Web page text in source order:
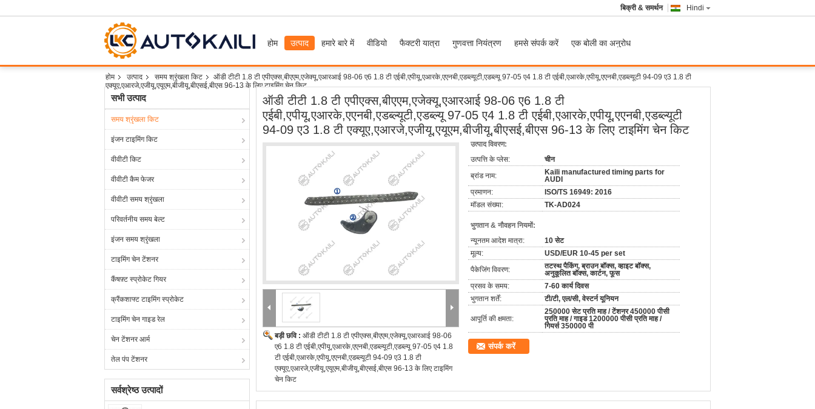
Hindi
बिक्री & समर्थन
होम उत्पाद हमारे बारे में वीडियो फैक्टरी यात्रा गुणवत्ता नियंत्रण हमसे संपर्क करें एक बोली का अनुरोध
होम उत्पाद समय श्रृंखला किट
ऑडी टीटी 1.8 टी एपीएक्स,बीएएम,एजेक्यू,एआरआई 98-06 ए6 1.8 टी एईबी,एपीयू,एआरके,एएनबी,एडब्ल्यूटी,एडब्ल्यू 97-05 ए4 1.8 टी एईबी,एआरके,एपीयू,एएनबी,एडब्ल्यूटी 94-09 ए3 1.8 टी
एक्यूए,एआरजे,एजीयू,एयूएम,बीजीयू,बीएसई,बीएस 96-13 के लिए टाइमिंग चेन किट
सभी उत्पाद
समय श्रृंखला किट
इंजन टाइमिंग किट
वीवीटी किट
वीवीटी कैम फेजर
वीवीटी समय श्रृंखला
परिवर्तनीय समय बेल्ट
इंजन समय श्रृंखला
टाइमिंग चेन टेंशनर
कैंषफ़्ट स्प्रोकेट गियर
क्रैंकशाफ्ट टाइमिंग स्प्रोकेट
टाइमिंग चेन गाइड रेल
चेन टेंशनर आर्म
तेल पंप टेंशनर
सर्वश्रेष्ठ उत्पादों
ऑडी टीटी 1.8 टी एपीएक्स,बीएएम,एजेक्यू,एआरआई 98-06 ए6 1.8 टी
एईबी,एपीयू,एआरके,एएनबी,एडब्ल्यूटी,एडब्ल्यू 97-05 ए4 1.8 टी एईबी,एआरके,एपीयू,एएनबी,एडब्ल्यूटी
94-09 ए3 1.8 टी एक्यूए,एआरजे,एजीयू,एयूएम,बीजीयू,बीएसई,बीएस 96-13 के लिए टाइमिंग चेन किट
बड़ी छवि : ऑडी टीटी 1.8 टी एपीएक्स,बीएएम,एजेक्यू,एआरआई 98-06
ए6 1.8 टी एईबी,एपीयू,एआरके,एएनबी,एडब्ल्यूटी,एडब्ल्यू 97-05 ए4 1.8
टी एईबी,एआरके,एपीयू,एएनबी,एडब्ल्यूटी 94-09 ए3 1.8 टी
एक्यूए,एआरजे,एजीयू,एयूएम,बीजीयू,बीएसई,बीएस 96-13 के लिए टाइमिंग
चेन किट
उत्पाद विवरण:
उत्पत्ति के प्लेस:
चीन
ब्रांड नाम:
Kaili manufactured timing parts for
AUDI
प्रमाणन:
ISO/TS 16949: 2016
मॉडल संख्या:
TK-AD024
भुगतान & नौवहन नियमों:
न्यूनतम आदेश मात्रा:
10 सेट
मूल्य:
USD/EUR 10-45 per set
पैकेजिंग विवरण:
तटस्थ पैकिंग, ब्राउन बॉक्स, व्हाइट बॉक्स,
अनुकूलित बॉक्स, कार्टन, फूस
प्रसव के समय:
7-60 कार्य दिवस
भुगतान शर्तें:
टी/टी, एल/सी, वेस्टर्न यूनियन
आपूर्ति की क्षमता:
250000 सेट प्रति माह / टेंशनर 450000 पीसी
प्रति माह / गाइड 1200000 पीसी प्रति माह /
गियर्स 350000 पी
संपर्क करें